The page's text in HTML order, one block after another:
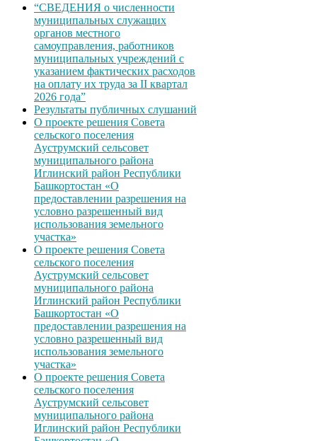
“СВЕДЕНИЯ о численности
муниципальных служащих
органов местного
самоуправления, работников
муниципальных учреждений с
указанием фактических расходов
на оплату их труда за II квартал
2026 года”
Результаты публичных слушаний
О проекте решения Совета
сельского поселения
Ауструмский сельсовет
муниципального района
Иглинский район Республики
Башкортостан «О
предоставлении разрешения на
условно разрешенный вид
использования земельного
участка»
О проекте решения Совета
сельского поселения
Ауструмский сельсовет
муниципального района
Иглинский район Республики
Башкортостан «О
предоставлении разрешения на
условно разрешенный вид
использования земельного
участка»
О проекте решения Совета
сельского поселения
Ауструмский сельсовет
муниципального района
Иглинский район Республики